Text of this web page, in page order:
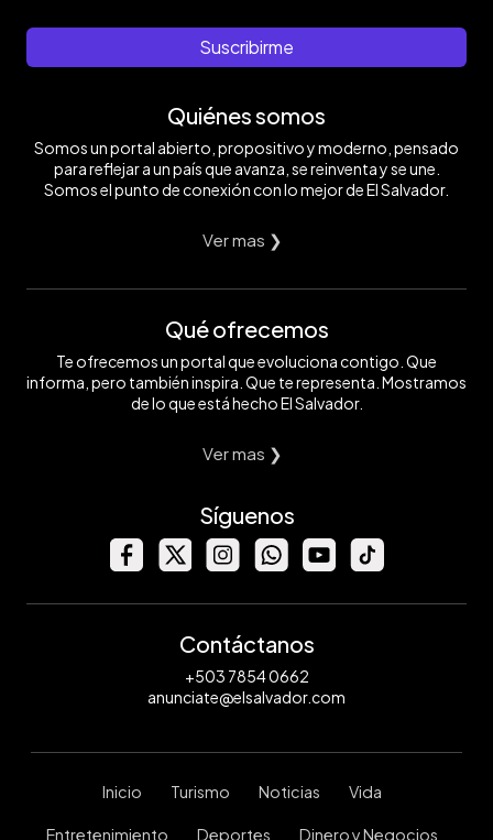
Suscribirme
Quiénes somos
Somos un portal abierto, propositivo y moderno, pensado
para reflejar a un país que avanza, se reinventa y se une.
Somos el punto de conexión con lo mejor de El Salvador.
Ver mas ❯
Qué ofrecemos
Te ofrecemos un portal que evoluciona contigo. Que
informa, pero también inspira. Que te representa. Mostramos
de lo que está hecho El Salvador.
Ver mas ❯
Síguenos
Contáctanos
+503 7854 0662
anunciate@elsalvador.com
Inicio Turismo Noticias Vida
Entretenimiento Deportes Dinero y Negocios